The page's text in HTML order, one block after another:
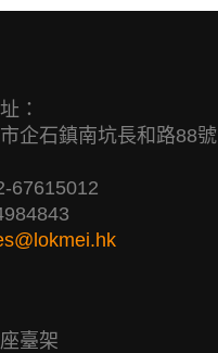
：
企石鎮南坑長和路88號
67615012
臺架